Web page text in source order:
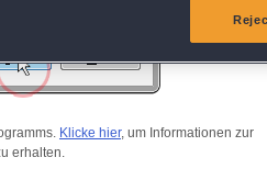
Klicke hier, um Informationen zur
erhalten.
data from other data sources